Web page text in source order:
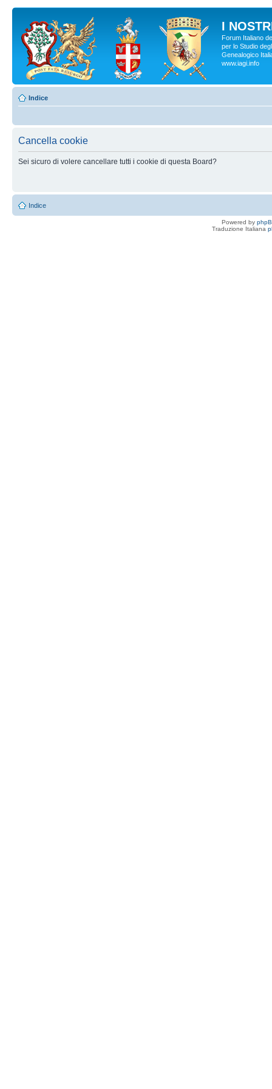
I
Forum Italiano
per lo Studio
Genealogico
www.iagi.info
Indice
Cancella cookie
Sei sicuro di volere cancellare tutti i cookie di questa Board?
Indice
Powered by
Traduzione Italiana